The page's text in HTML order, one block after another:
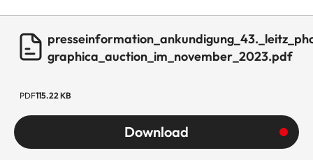
graphica_auction_im_november_2023.pdf
PDF115.22 KB
Download